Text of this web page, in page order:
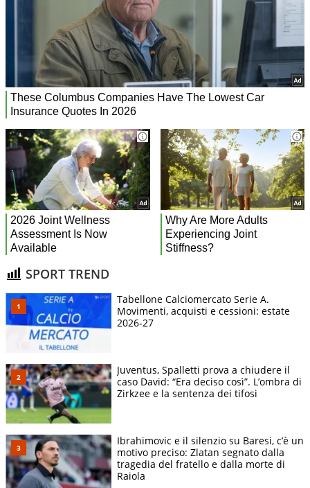
SPORT TREND
Tabellone Calciomercato Serie A.
Movimenti, acquisti e cessioni: estate
2026-27
Juventus, Spalletti prova a chiudere il
caso David: “Era deciso così”. L’ombra di
Zirkzee e la sentenza dei tifosi
Ibrahimovic e il silenzio su Baresi, c’è un
motivo preciso: Zlatan segnato dalla
tragedia del fratello e dalla morte di
Raiola